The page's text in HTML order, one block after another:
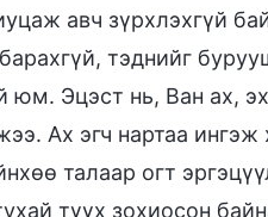
авч зүрхлэхгүй
тэднийг
юм. Эцэст нь, Ван ах,
Ах эгч нартаа
талаар огт
түүх зохиосон